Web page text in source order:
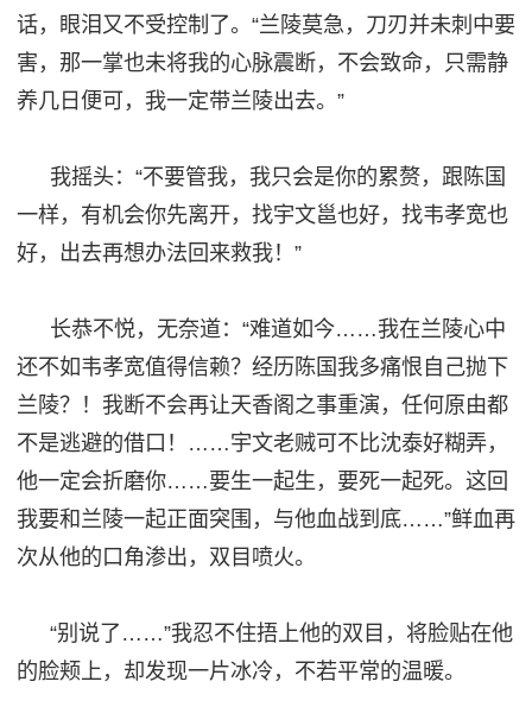
话，眼泪又不受控制了。“兰陵莫急 ，刀刃并未刺中要
害，那一掌也未将我的心脉震断，不会致命，只需静
养几日便可，我一定带兰陵出去。 ”
我摇头： “不要管我，我只会是你的累赘，跟陈国
一样，有机会你先离开，找宇文邕也好，找韦孝宽也
好，出去再想办法回来救我！”
长恭不悦，无奈道： “难道如今……我在兰陵心中
还不如韦孝宽值得信赖？经历陈国我多痛恨自己抛下
兰陵？！我断不会再让天香阁之事重演，任何原由都
不是逃避的借口！ ……宇文老贼可不比沈泰好糊弄，
他一定会折磨你……要生一起生 ，要死一起死。这回
我要和 兰陵一起正面突围，与他血战到底……”鲜血再
次从他的口角渗出，双目喷火。
“别说了……”我忍不住捂 上他的双目，将脸贴在他
的脸颊上，却发现一片冰冷，不若平常的温暖。